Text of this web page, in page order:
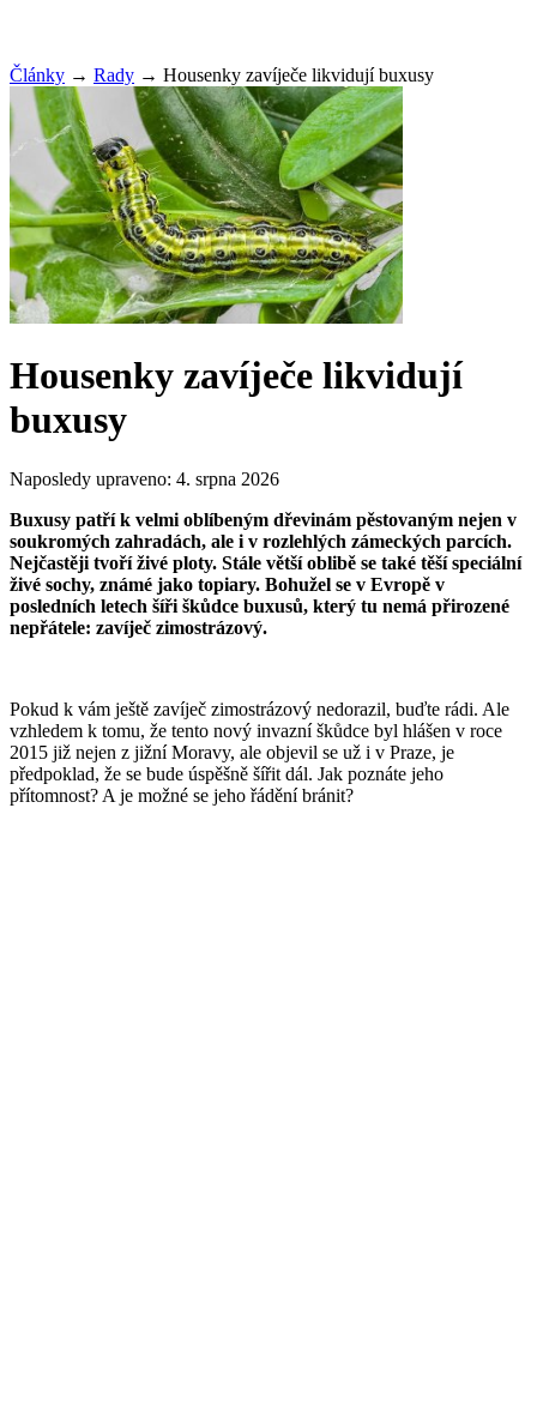
Články → Rady → Housenky zavíječe likvidují buxusy
Housenky zavíječe likvidují
buxusy
Naposledy upraveno: 4. srpna 2026
Buxusy patří k velmi oblíbeným dřevinám pěstovaným nejen v
soukromých zahradách, ale i v rozlehlých zámeckých parcích.
Nejčastěji tvoří živé ploty. Stále větší oblibě se také těší speciální
živé sochy, známé jako topiary. Bohužel se v Evropě v
posledních letech šíři škůdce buxusů, který tu nemá přirozené
nepřátele: zavíječ zimostrázový.
Pokud k vám ještě zavíječ zimostrázový nedorazil, buďte rádi. Ale
vzhledem k tomu, že tento nový invazní škůdce byl hlášen v roce
2015 již nejen z jižní Moravy, ale objevil se už i v Praze, je
předpoklad, že se bude úspěšně šířit dál. Jak poznáte jeho
přítomnost? A je možné se jeho řádění bránit?